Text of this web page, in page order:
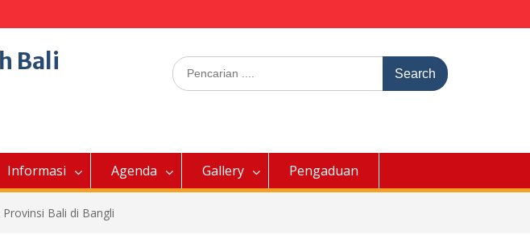
Bali
Search
for:
Informasi Agenda Gallery Pengaduan
Bali di Bangli